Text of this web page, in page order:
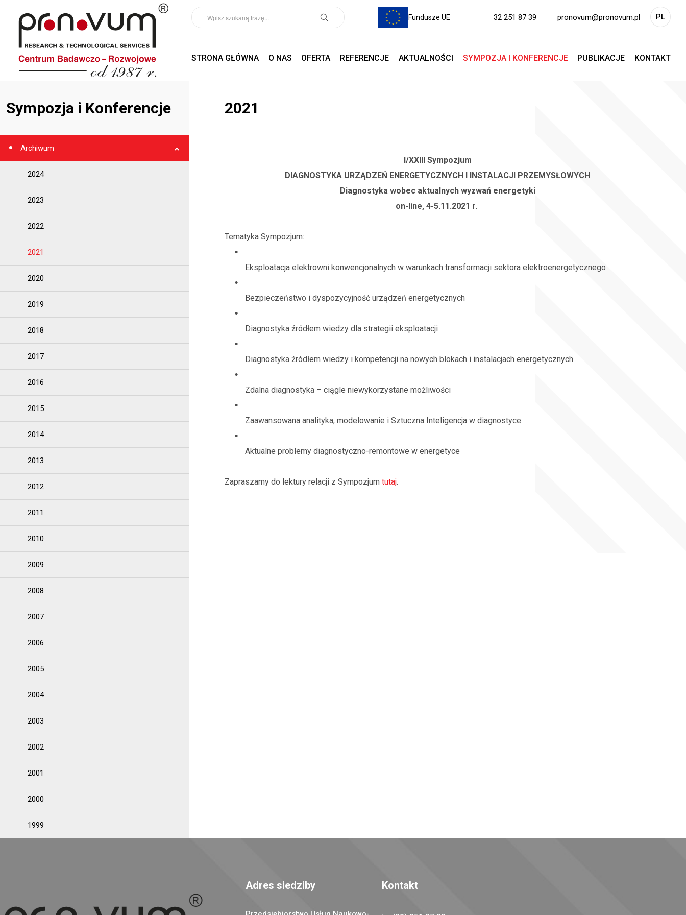
Fundusze UE 32 251 87 39 pronovum@pronovum.pl PL
EN
STRONA GŁÓWNA O NAS OFERTA REFERENCJE AKTUALNOŚCI SYMPOZJA I KONFERENCJE PUBLIKACJE KONTAKT
Sympozja i Konferencje
Archiwum
2024
2023
2022
2021
2020
2019
2018
2017
2016
2015
2014
2013
2012
2011
2010
2009
2008
2007
2006
2005
2004
2003
2002
2001
2000
1999
2021
I/XXIII Sympozjum
DIAGNOSTYKA URZĄDZEŃ ENERGETYCZNYCH I INSTALACJI PRZEMYSŁOWYCH
Diagnostyka wobec aktualnych wyzwań energetyki
on-line, 4-5.11.2021 r.
Tematyka Sympozjum:
Eksploatacja elektrowni konwencjonalnych w warunkach transformacji sektora elektroenergetycznego
Bezpieczeństwo i dyspozycyjność urządzeń energetycznych
Diagnostyka źródłem wiedzy dla strategii eksploatacji
Diagnostyka źródłem wiedzy i kompetencji na nowych blokach i instalacjach energetycznych
Zdalna diagnostyka – ciągle niewykorzystane możliwości
Zaawansowana analityka, modelowanie i Sztuczna Inteligencja w diagnostyce
Aktualne problemy diagnostyczno-remontowe w energetyce
Zapraszamy do lektury relacji z Sympozjum tutaj.
Adres siedziby Kontakt